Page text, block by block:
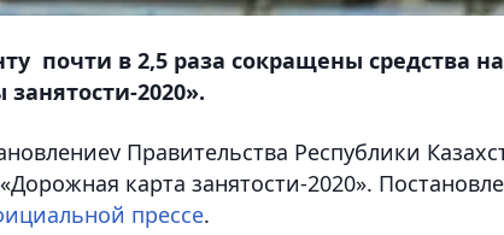
почти в 2,5 раза сокращены средства
2020».
Правительства Республики
карта занятости-2020».
прессе.